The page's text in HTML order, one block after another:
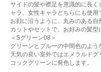
サイドの髪や襟足を意識的に長
ャラ、女性キャラどちらにも使用
お顔に沿うように、丸みのある自
カットやセットで、お好みの髪型
＜Sグリーン08＞
グリーンとブルーの中間色のよう
天気の良い室外ではエメラルド
コックグリーンに発色します。